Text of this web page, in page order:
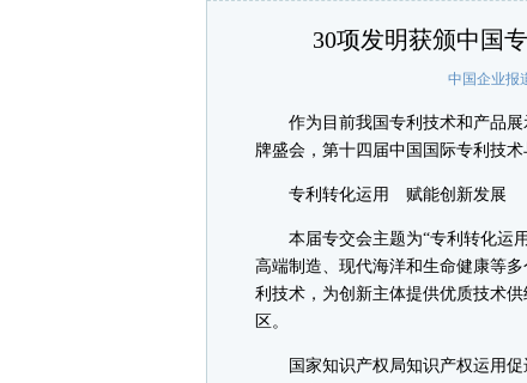
30项发明获颁中国
中国企业报
作为目前我国专利技术和产品展
牌盛会，第十四届中国国际专利技术
专利转化运用 赋能创新发展
本届专交会主题为“专利转化运用
高端制造、现代海洋和生命健康等
利技术，为创新主体提供优质技术
区。
国家知识产权局知识产权运用促